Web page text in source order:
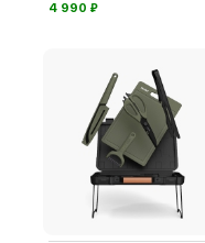
4 990 ⃏